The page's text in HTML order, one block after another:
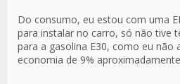
Do consumo, eu estou com uma
para instalar no carro, só não tive
para a gasolina E30, como eu não
economia de 9%